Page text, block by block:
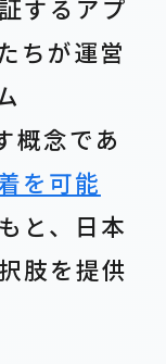
するアプ
ちが運営
概念であ
を可能
と、日本
肢を提供